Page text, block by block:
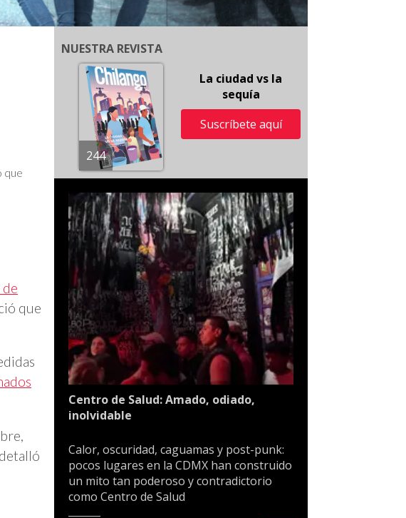
que
de
que
NUESTRA REVISTA
244
La ciudad vs la
sequía
Suscríbete aquí
Centro de Salud: Amado, odiado,
inolvidable
Calor, oscuridad, caguamas y post-punk:
pocos lugares en la CDMX han construido
un mito tan poderoso y contradictorio
como Centro de Salud